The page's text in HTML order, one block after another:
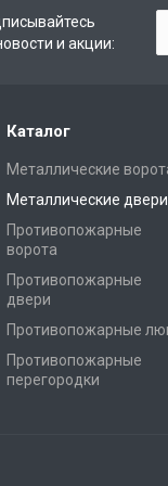
и акции:
Каталог
Металлические
Металлические двери
Противопожарные
ворота
Противопожарные
двери
Противопожарные
Противопожарные
перегородки